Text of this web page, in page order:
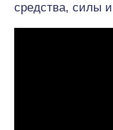
средства, силы